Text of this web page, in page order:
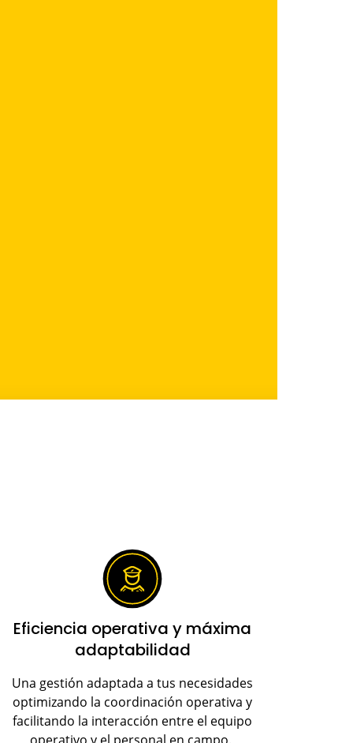
Eficiencia operativa y máxima
adaptabilidad
Una gestión adaptada a tus necesidades
optimizando la coordinación operativa y
facilitando la interacción entre el equipo